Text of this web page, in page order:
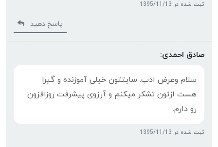
ثبت شده در 1395/11/13
پاسخ دهید
صادق احمدی:
سلام وعرض ادب. سایتتون خیلی آموزنده و گیرا
هست ازتون تشکر میکنم و آرزوی پیشرفت روزافزون
رو دارم.
ثبت شده در 1395/11/13